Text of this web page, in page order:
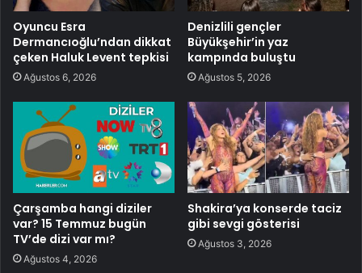
Oyuncu Esra
Dermancıoğlu’ndan dikkat
çeken Haluk Levent tepkisi
Ağustos 6, 2026
Denizlili gençler
Büyükşehir’in yaz
kampında buluştu
Ağustos 5, 2026
Çarşamba hangi diziler
var? 15 Temmuz bugün
TV’de dizi var mı?
Ağustos 4, 2026
Shakira’ya konserde taciz
gibi sevgi gösterisi
Ağustos 3, 2026